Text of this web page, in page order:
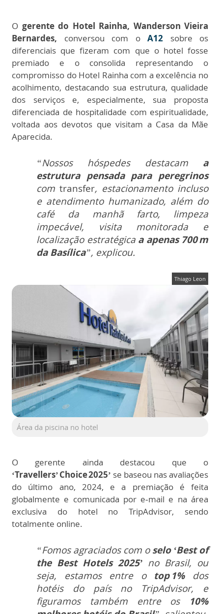
O gerente do Hotel Rainha, Wanderson Vieira
Bernardes, conversou com o A12 sobre os
diferenciais que fizeram com que o hotel fosse
premiado e o consolida representando o
compromisso do Hotel Rainha com a excelência no
acolhimento, destacando sua estrutura, qualidade
dos serviços e, especialmente, sua proposta
diferenciada de hospitalidade com espiritualidade,
voltada aos devotos que visitam a Casa da Mãe
Aparecida.
“Nossos hóspedes destacam a
estrutura pensada para peregrinos
com transfer, estacionamento incluso
e atendimento humanizado, além do
café da manhã farto, limpeza
impecável, visita monitorada e
localização estratégica a apenas 700 m
da Basílica”, explicou.
Thiago Leon
Área da piscina no hotel
O gerente ainda destacou que o
‘Travellers’ Choice 2025’ se baseou nas avaliações
do último ano, 2024, e a premiação é feita
globalmente e comunicada por e‑mail e na área
exclusiva do hotel no TripAdvisor, sendo
totalmente online.
“Fomos agraciados com oselo ‘Best of
the Best Hotels 2025’ no Brasil, ou
seja, estamos entre o top 1% dos
hotéis do país no TripAdvisor, e
figuramos também entre os
10%